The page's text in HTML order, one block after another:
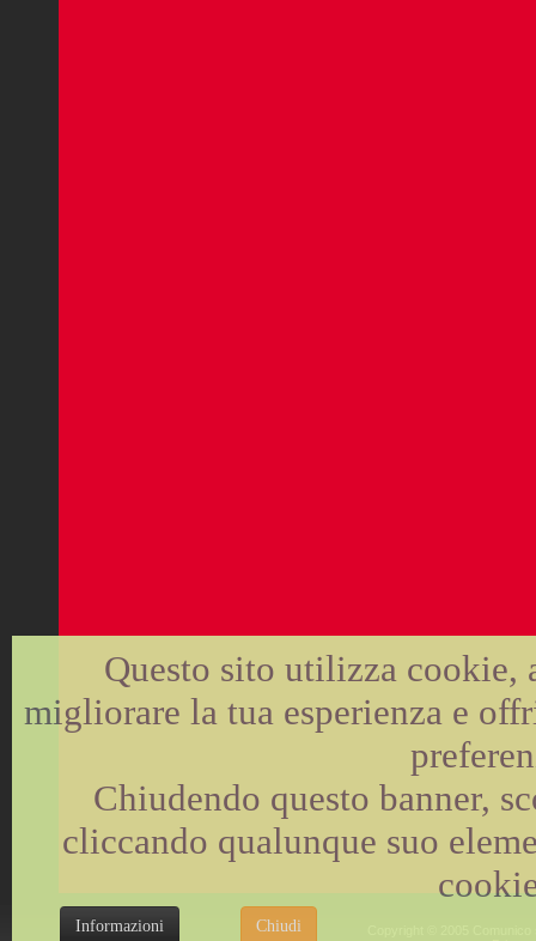
Questo sito utilizza cookie,
migliorare la tua esperienza e
Chiudendo questo banner,
cliccando qualunque suo
Informazioni Chiudi